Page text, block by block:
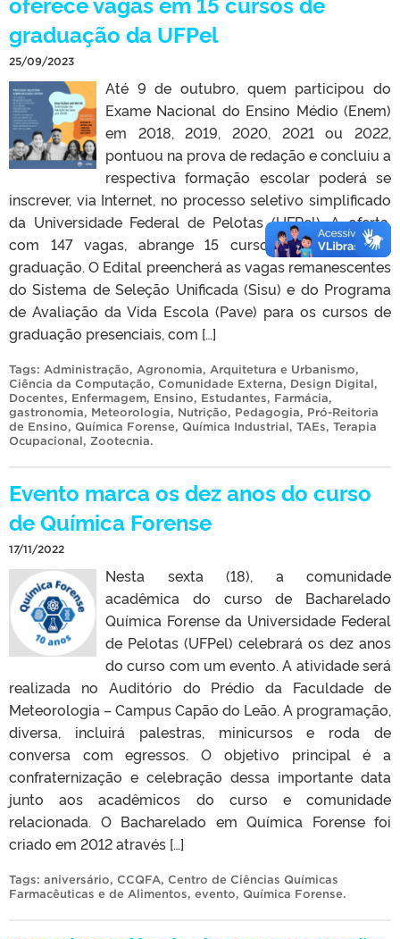
graduação da UFPel
25/09/2023
Até 9 de outubro, quem participou do
Exame Nacional do Ensino Médio (Enem)
em 2018, 2019, 2020, 2021 ou 2022,
pontuou na prova de redação e concluiu a
respectiva formação escolar poderá se
inscrever, via Internet, no processo seletivo simplificado
da Universidade Federal de Pelotas (UFPel). A oferta,
com 147 vagas, abrange 15 cursos presenciais de
graduação. O Edital preencherá as vagas remanescentes
do Sistema de Seleção Unificada (Sisu) e do Programa
de Avaliação da Vida Escola (Pave) para os cursos de
graduação presenciais, com […]
Tags: Administração, Agronomia, Arquitetura e Urbanismo,
Ciência da Computação, Comunidade Externa, Design Digital,
Docentes, Enfermagem, Ensino, Estudantes, Farmácia,
gastronomia, Meteorologia, Nutrição, Pedagogia, Pró-Reitoria
de Ensino, Química Forense, Química Industrial, TAEs, Terapia
Ocupacional, Zootecnia.
Evento marca os dez anos do curso
de Química Forense
17/11/2022
Nesta sexta (18), a comunidade
acadêmica do curso de Bacharelado
Química Forense da Universidade Federal
de Pelotas (UFPel) celebrará os dez anos
do curso com um evento. A atividade será
realizada no Auditório do Prédio da Faculdade de
Meteorologia – Campus Capão do Leão. A programação,
diversa, incluirá palestras, minicursos e roda de
conversa com egressos. O objetivo principal é a
confraternização e celebração dessa importante data
junto aos acadêmicos do curso e comunidade
relacionada. O Bacharelado em Química Forense foi
criado em 2012 através […]
Tags: aniversário, CCQFA, Centro de Ciências Químicas
Farmacêuticas e de Alimentos, evento, Química Forense.